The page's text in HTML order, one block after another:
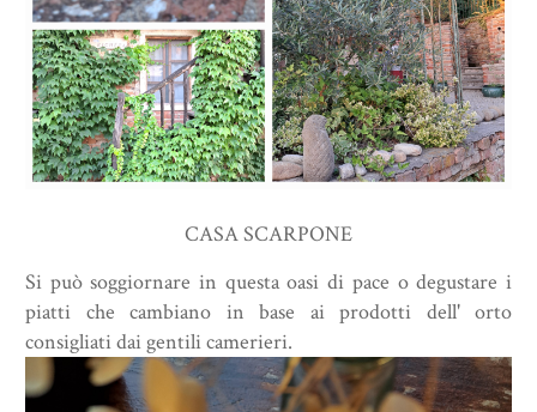
CASA SCARPONE
Si può soggiornare in questa oasi di pace o degustare i
piatti che cambiano in base ai prodotti dell' orto
consigliati dai gentili camerieri.